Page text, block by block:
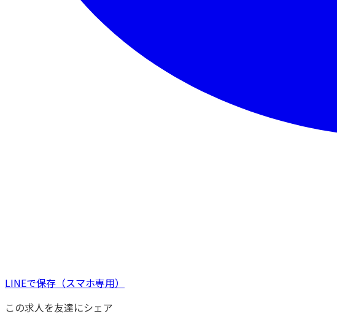
LINEで保存 （スマホ専用）
この求人を友達にシェア